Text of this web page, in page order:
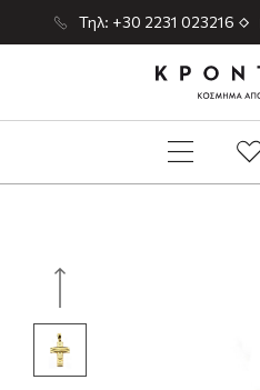
Τηλ: +30 2231 023216